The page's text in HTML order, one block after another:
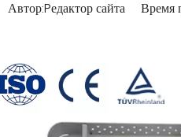
сайта Время